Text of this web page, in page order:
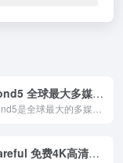
Pond5 全球最大多媒体资源交易平台
Dareful 免费4K高清素材视频片段